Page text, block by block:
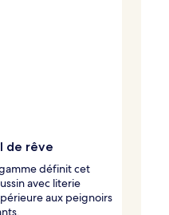
de rêve
définit cet
avec literie
aux peignoirs